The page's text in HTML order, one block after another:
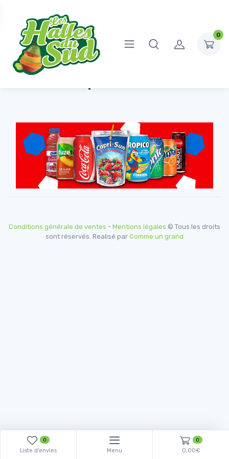
0
Conditions générale de ventes - Mentions légales © Tous les droits
sont réservés. Realisé par Comme un grand
0
Liste d'envies Menu
0
0,00€